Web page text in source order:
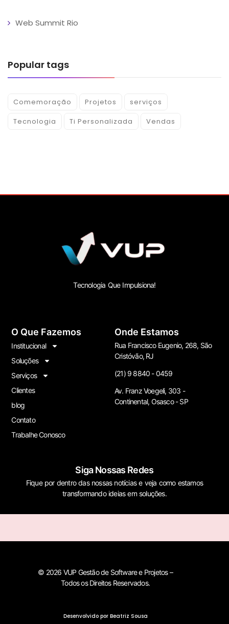
Web Summit Rio
Popular tags
Comemoração Projetos
serviços
Tecnologia
Ti Personalizada Vendas
Tecnologia Que Impulsiona!
O Que Fazemos
Institucional
Soluções
Serviços
Clientes
blog
Contato
Trabalhe Conosco
Onde Estamos
Rua Francisco Eugenio, 268, São
Cristóvão, RJ
(21) 9 8840 - 0459
Av. Franz Voegeli, 303 -
Continental, Osasco - SP
Siga Nossas Redes
Fique por dentro das nossas notícias e veja como estamos
transformando ideias em soluções.
© 2026 VUP Gestão de Software e Projetos –
Todos os Direitos Reservados.
Desenvolvido por Beatriz Sousa